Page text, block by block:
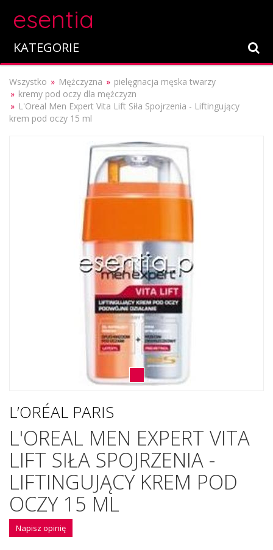
esentia
KATEGORIE
Wszystko Mężczyzna
pielęgnacja męska twarzy
kremy pod oczy dla mężczyzn
L'Oreal Men Expert Vita Lift Siła Spojrzenia - Liftingujący
krem pod oczy 15 ml
L’ORÉAL PARIS
L'OREAL MEN EXPERT VITA
LIFT SIŁA SPOJRZENIA -
LIFTINGUJĄCY KREM POD
OCZY 15 ML
Napisz opinię